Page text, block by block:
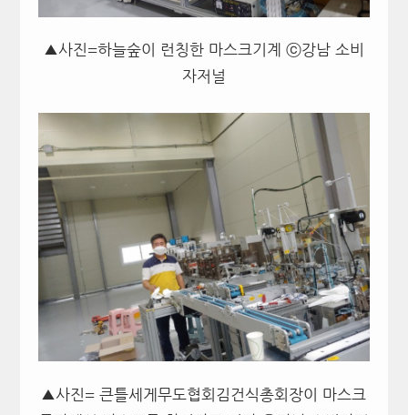
▲사진=하늘숲이 런칭한 마스크기계 ⓒ강남 소비
자저널
▲사진= 큰틀세게무도협회김건식총회장이 마스크